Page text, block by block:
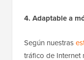
4. Adaptable a
Según nuestras
tráfico de Internet